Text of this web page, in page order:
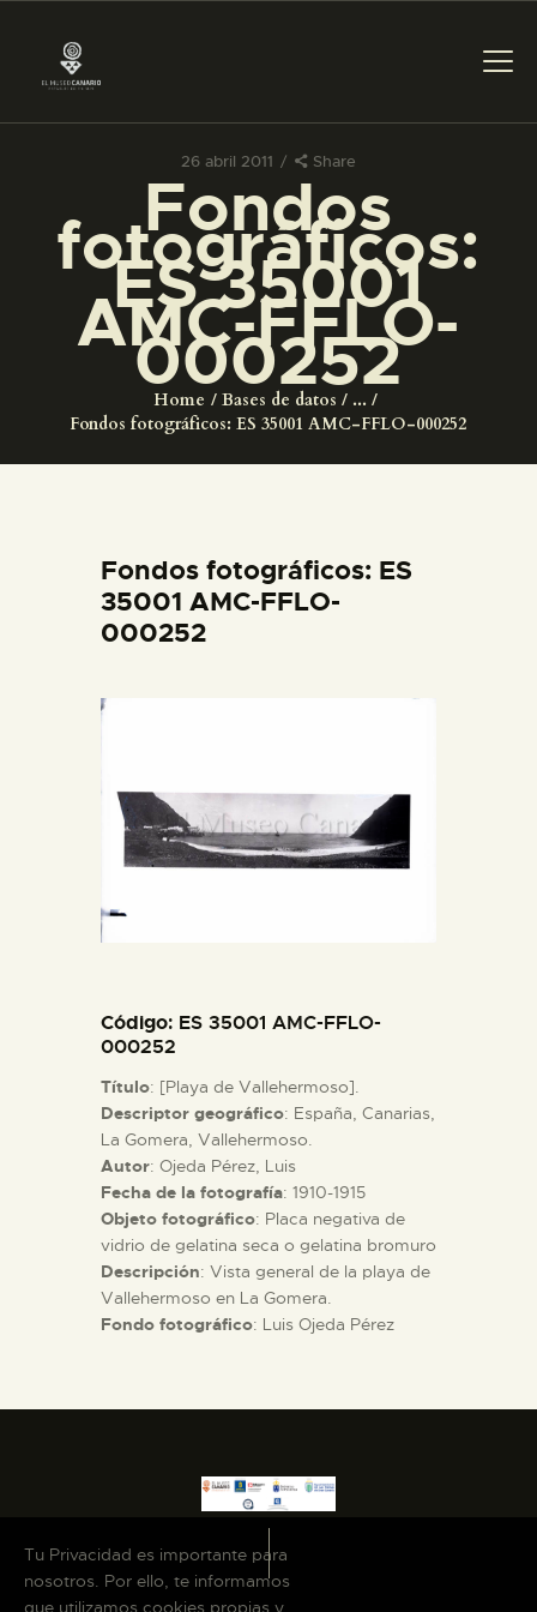
26 abril 2011 Share
Fondos
fotográficos:
ES 35001
AMC-FFLO-
000252
Home Bases de datos
...
Fondos fotográficos: ES 35001 AMC-FFLO-000252
PREPARAR LA VISITA
ACTIVIDADES
█
EL MUSEO
DIDÁCTICA
ESPAÑOL
█
EL MUSEO
ESPAÑOL
Fondos fotográficos: ES
35001 AMC-FFLO-
000252
Código: ES 35001 AMC-FFLO-
000252
Título: [Playa de Vallehermoso].
Descriptor geográfico: España, Canarias,
La Gomera, Vallehermoso.
Autor: Ojeda Pérez, Luis
Fecha de la fotografía: 1910-1915
Objeto fotográfico: Placa negativa de
vidrio de gelatina seca o gelatina bromuro
Descripción: Vista general de la playa de
Vallehermoso en La Gomera.
Fondo fotográfico: Luis Ojeda Pérez
Tu Privacidad es importante para
nosotros. Por ello, te informamos
que utilizamos cookies propias y